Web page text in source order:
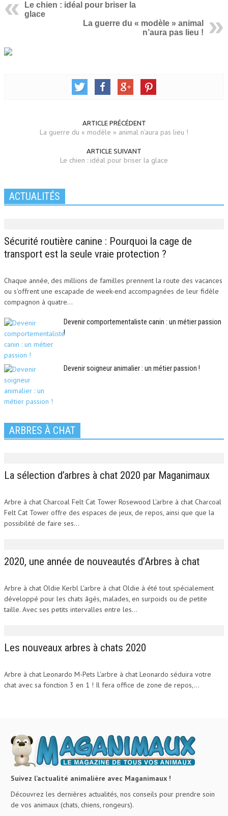
Le chien : idéal pour briser la
glace
La guerre du « modèle » animal
n’aura pas lieu !
ARTICLE PRÉCÉDENT
La guerre du « modèle » animal n’aura pas lieu !
ARTICLE SUIVANT
Le chien : idéal pour briser la glace
ACTUALITÉS
Sécurité routière canine : Pourquoi la cage de
transport est la seule vraie protection ?
Chaque année, des millions de familles prennent la route des vacances
ou s'offrent une escapade de week-end accompagnées de leur fidèle
compagnon à quatre...
Devenir comportementaliste canin : un métier passion
!
Devenir soigneur animalier : un métier passion !
ARBRES À CHAT
La sélection d’arbres à chat 2020 par Maganimaux
Arbre à chat Charcoal Felt Cat Tower Rosewood L'arbre à chat Charcoal
Felt Cat Tower offre des espaces de jeux, de repos, ainsi que que la
possibilité de faire ses...
2020, une année de nouveautés d’Arbres à chat
Arbre à chat Oldie Kerbl L'arbre à chat Oldie à été tout spécialement
développé pour les chats âgés, malades, en surpoids ou de petite
taille. Avec ses petits intervalles entre les...
Les nouveaux arbres à chats 2020
Arbre à chat Leonardo M-Pets L'arbre à chat Leonardo séduira votre
chat avec sa fonction 3 en 1 ! Il fera office de zone de repos,...
Suivez l’actualité animalière avec Maganimaux !
Découvrez les dernières actualités, nos conseils pour prendre soin
de vos animaux (chats, chiens, rongeurs).